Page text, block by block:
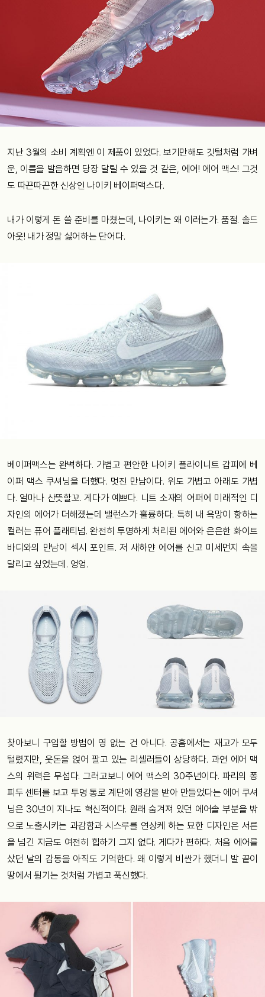
지난 3월의 소비 계획엔 이 제품이 있었다. 보기만해도 깃털처럼 가벼
운 이름을 발음하면 당장 달릴 수 있을 것 같은 에어! 에어 맥스! 그것
도 따끈따끈한 신상인 나이키 베이퍼맥스다.
내가 이렇게 돈 쓸 준비를 마쳤는데 나이키는 왜 이러는가. 품절. 솔드
아웃! 내가정말 싫어하는 단어다.
베이퍼맥스는 완벽하다. 가볍고 편안한 나이키 플라이니트 갑피에 베
이퍼 맥스 쿠셔닝을 더했다. 멋진 만남이다. 위도 가볍고 아래도 가볍
다. 얼마나 산뜻할꼬.게다가 예쁘다. 니트 소재의 어퍼에 미래적인 디
자인의 에어가 더해졌는데 밸런스가 훌륭하다. 특히 내 욕망이 향하는
컬러는 퓨어 플래티넘.완전히 투명하게 처리된 에어와 은은한 화이트
바디와의
만남이 섹시 포인트. 저 새하얀 에어를 신고 미세먼지 속을
달리고 싶었는데 . 엉엉.
찾아보니 구입할 방법이 영 없는 건 아니다.공홈에서는 재고가 모두
털렸지만, 웃돈을 얹어 팔고 있는 리셀러들이 상당하다. 과연 에어 맥
스의 위력은 무섭다.그러고보니 에어 맥스의 30주년이다. 파리의 퐁
피두 센터를 보고 투명 통로 계단에 영감을 받아 만들었다는 에어 쿠셔
닝은 30년이 지나도 혁신적이다. 원래 숨겨져 있던 에어솔 부분을 밖
으로 노출시키는 과감함과 시스루를 연상케 하는 묘한 디자인은 서른
을 넘긴 지금도 여전히 힙하기 그지 없다. 게다가 편하다. 처음 에어를
샀던 날의 감동을 아직도 기억한다.왜 이렇게 비싼가 했더니 발 끝이
땅에서 튕기는 것처럼 가볍고 푹신했다.